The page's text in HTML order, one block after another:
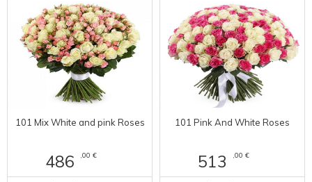
101 Mix White and pink Roses
486 ,00 €
101 Pink And White Roses
513 ,00 €